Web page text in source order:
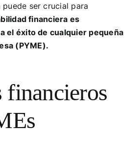
puede ser crucial para
financiera es
el éxito de cualquier pequeña
(PYME).
financieros